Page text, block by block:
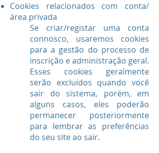
Cookies relacionados com conta/
área privada
Se criar/registar uma conta
connosco, usaremos cookies
para a gestão do processo de
inscrição e administração geral.
Esses cookies geralmente
serão excluídos quando você
sair do sistema, porém, em
alguns casos, eles poderão
permanecer posteriormente
para lembrar as preferências
do seu site ao sair.